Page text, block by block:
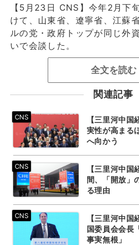
【5月23日 CNS】今年2月下
けて、山東省、遼寧省、江蘇
ルの党・政府トップが同じ外
いで会談した。
全文を読む
関連記事
【三里河中
実性が高まる
へ向かう
【三里河中
間、「開放」
る理由
【三里河中
国委員会会長
事実無根」